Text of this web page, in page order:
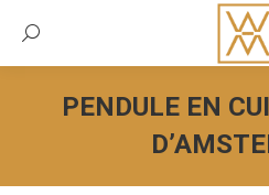
Recherche:
PENDULE EN